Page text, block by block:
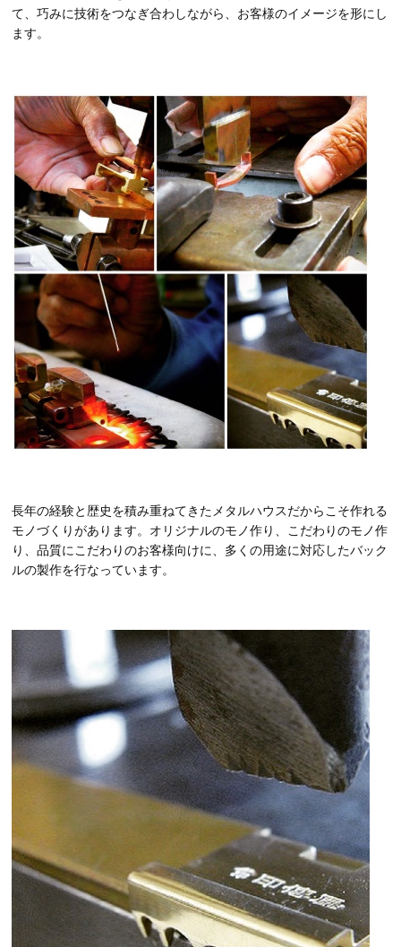
て、巧みに技術をつなぎ合わしながら、お客様のイメージを形にし
ます。
長年の経験と歴史を積み重ねてきたメタルハウスだからこそ作れる
モノづくりがあります。オリジナルのモノ作り、こだわりのモノ作
り、品質にこだわりのお客様向けに、多くの用途に対応したバック
ルの製作を行なっています。